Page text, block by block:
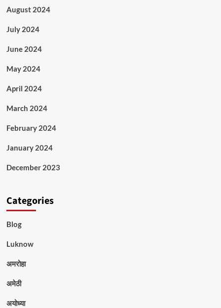
August 2024
July 2024
June 2024
May 2024
April 2024
March 2024
February 2024
January 2024
December 2023
Categories
Blog
Luknow
अमरोहा
अमेठी
अयोध्या